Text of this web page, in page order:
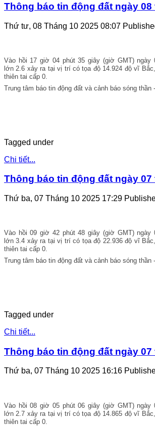
Thông báo tin động đất ngày 08
Thứ tư, 08 Tháng 10 2025 08:07
Vào hồi 17giờ 04 phút 35 giây (giờ GMT)
lớn 2.6 xảy ra tại vị trí có tọa độ 14.924 độ vĩ
thiên tai cấp 0.
Trung tâm báo tin động đất và cảnh báo sóng
Tagged under
Chi tiết...
Thông báo tin động đất ngày 07
Thứ ba, 07 Tháng 10 2025 17:29
Vào hồi 09giờ 42 phút 48 giây (giờ GMT)
lớn 3.4 xảy ra tại vị trí có tọa độ 22.936 độ vĩ
thiên tai cấp 0.
Trung tâm báo tin động đất và cảnh báo sóng
Tagged under
Chi tiết...
Thông báo tin động đất ngày 07
Thứ ba, 07 Tháng 10 2025 16:16
Vào hồi 08giờ 05 phút 06 giây (giờ GMT)
lớn 2.7 xảy ra tại vị trí có tọa độ 14.865 độ vĩ
thiên tai cấp 0.